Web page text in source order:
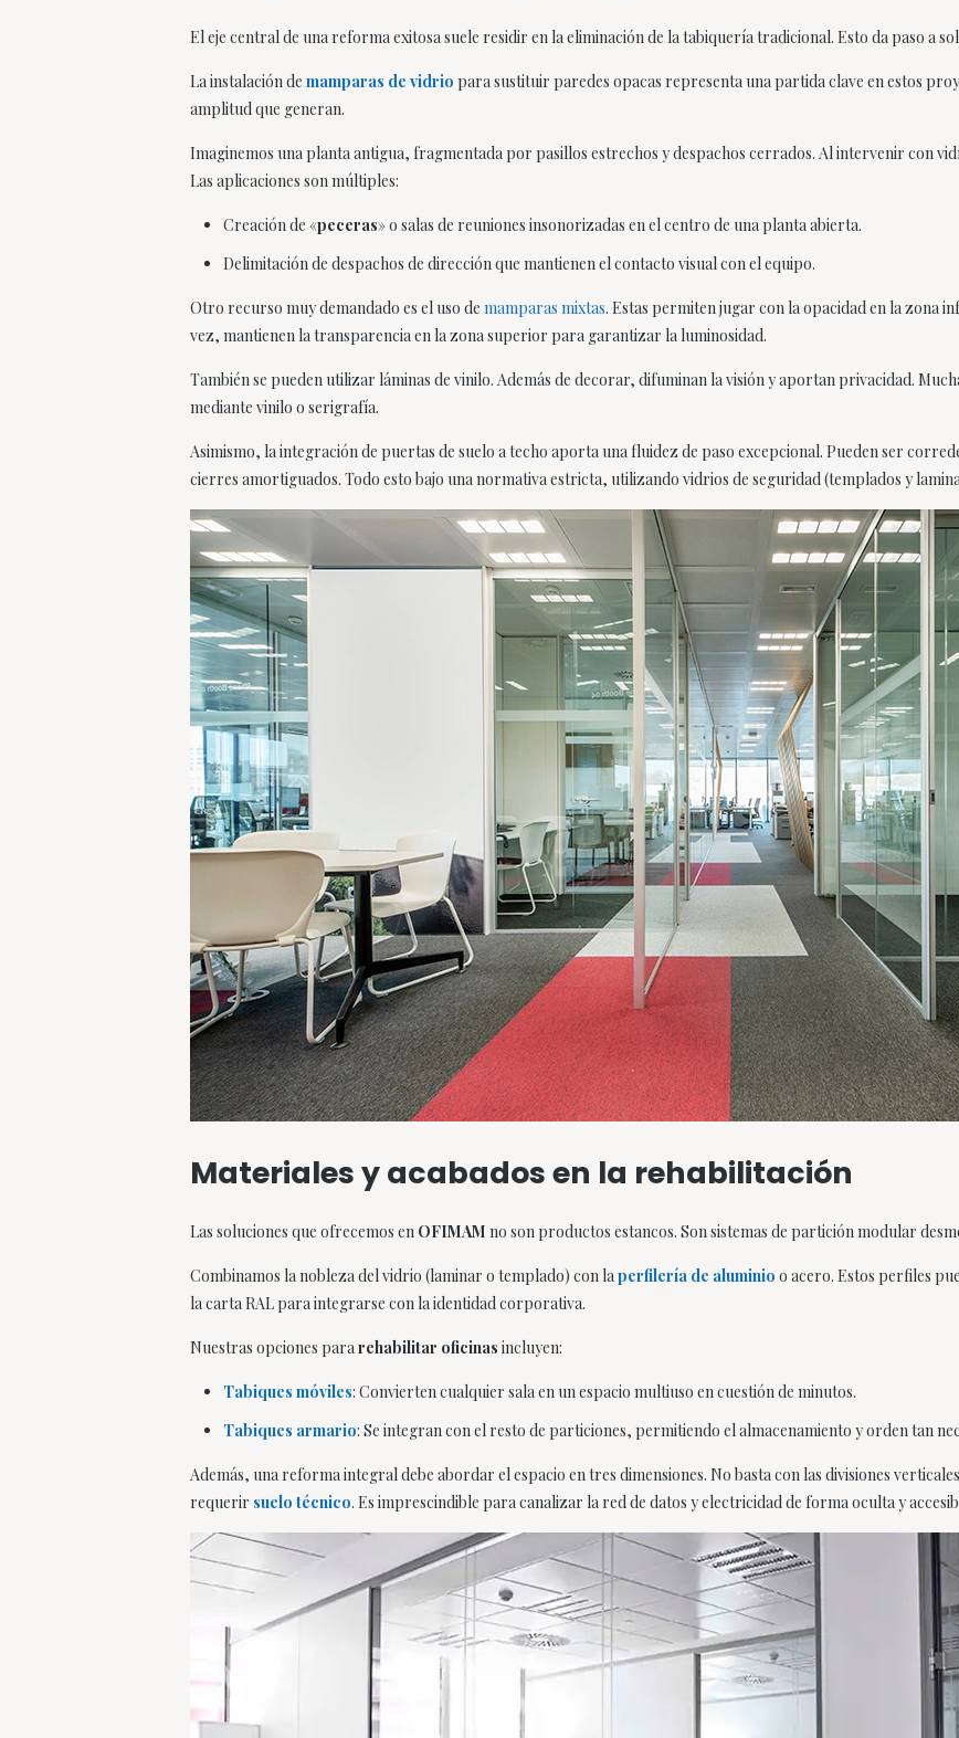
El eje central de una reforma exitosa suele residir en la eliminación de la tabiquería tradicional. Esto da paso a
La instalación demamparas de vidrio para sustituir paredes opacas representa una partida clave en estos
amplitud que generan.
Imaginemos una planta antigua, fragmentada por pasillos estrechos y despachos cerrados. Al intervenir con
Las aplicaciones son múltiples:
Creación de «peceras» o salas de reuniones insonorizadas en el centro de una planta abierta.
Delimitación de despachos de dirección que mantienen el contacto visual con el equipo.
Otro recurso muy demandado es el uso demamparas mixtas. Estas permiten jugar con la opacidad en la zona
vez, mantienen la transparencia en la zona superior para garantizar la luminosidad.
También se pueden utilizar láminas de vinilo. Además de decorar, difuminan la visión y aportan privacidad.
mediante vinilo o serigrafía.
Asimismo, la integración de puertas de suelo a techo aporta una fluidez de paso excepcional. Pueden ser
cierres amortiguados. Todo esto bajo una normativa estricta, utilizando vidrios de seguridad (templados y
Materiales y acabados en la rehabilitación
Las soluciones que ofrecemos en OFIMAM no son productos estancos. Son sistemas de partición modular
Combinamos la nobleza del vidrio (laminar o templado) con laperfilería de aluminio o acero. Estos perfiles
la carta RAL para integrarse con la identidad corporativa.
Nuestras opciones pararehabilitar oficinas incluyen:
Tabiques móviles: Convierten cualquier sala en un espacio multiuso en cuestión de minutos.
Tabiques armario: Se integran con el resto de particiones, permitiendo el almacenamiento y orden tan
Además, una reforma integral debe abordar el espacio en tres dimensiones. No basta con las divisiones
requerir suelo técnico. Es imprescindible para canalizar la red de datos y electricidad de forma oculta y